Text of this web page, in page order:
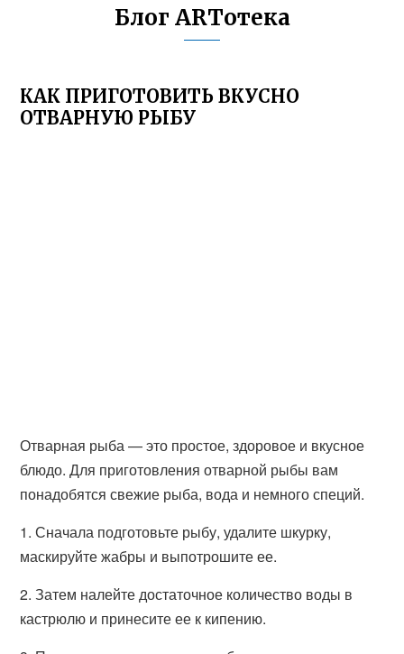
Блог ARTотека
КАК ПРИГОТОВИТЬ ВКУСНО
ОТВАРНУЮ РЫБУ
Отварная рыба — это простое, здоровое и вкусное
блюдо. Для приготовления отварной рыбы вам
понадобятся свежие рыба, вода и немного специй.
1. Сначала подготовьте рыбу, удалите шкурку,
маскируйте жабры и выпотрошите ее.
2. Затем налейте достаточное количество воды в
кастрюлю и принесите ее к кипению.